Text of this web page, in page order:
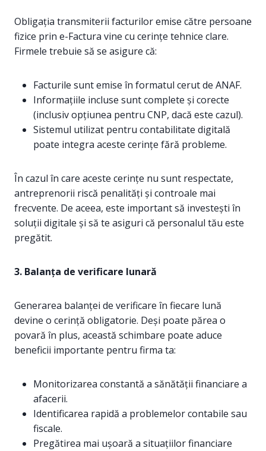
Obligația transmiterii facturilor emise către persoane
fizice prin e-Factura vine cu cerințe tehnice clare.
Firmele trebuie să se asigure că:
Facturile sunt emise în formatul cerut de ANAF.
Informațiile incluse sunt complete și corecte
(inclusiv opțiunea pentru CNP, dacă este cazul).
Sistemul utilizat pentru contabilitate digitală
poate integra aceste cerințe fără probleme.
În cazul în care aceste cerințe nu sunt respectate,
antreprenorii riscă penalități și controale mai
frecvente. De aceea, este important să investești în
soluții digitale și să te asiguri că personalul tău este
pregătit.
3. Balanța de verificare lunară
Generarea balanței de verificare în fiecare lună
devine o cerință obligatorie. Deși poate părea o
povară în plus, această schimbare poate aduce
beneficii importante pentru firma ta:
Monitorizarea constantă a sănătății financiare a
afacerii.
Identificarea rapidă a problemelor contabile sau
fiscale.
Pregătirea mai ușoară a situațiilor financiare